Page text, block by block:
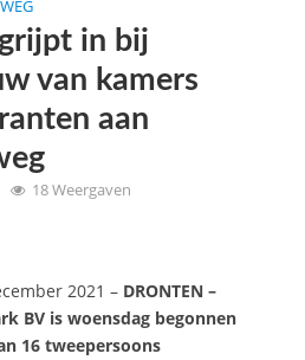
in bij
van kamers
aan
18 Weergaven
2021 – DRONTEN –
BV is woensdag begonnen
16 tweepersoons